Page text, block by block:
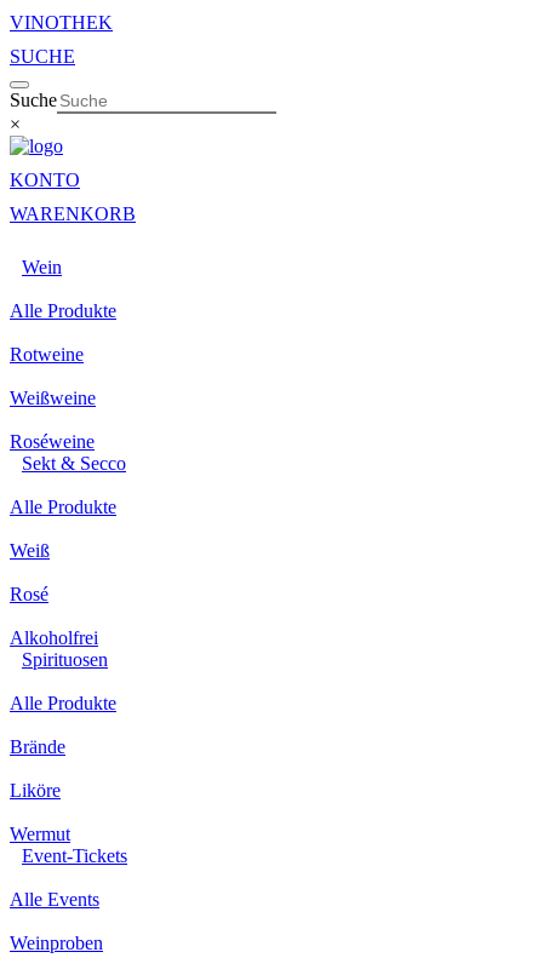
VINOTHEK
SUCHE
Suche
×
KONTO
WARENKORB
Wein
Alle Produkte
Rotweine
Weißweine
Roséweine
Sekt & Secco
Alle Produkte
Weiß
Rosé
Alkoholfrei
Spirituosen
Alle Produkte
Brände
Liköre
Wermut
Event-Tickets
Alle Events
Weinproben